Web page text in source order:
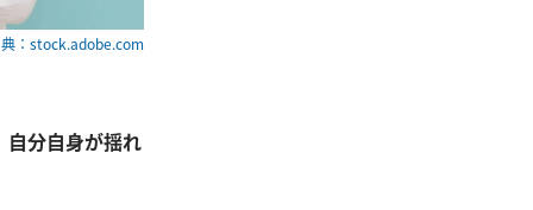
：stock.adobe.com
自分自身が揺れ